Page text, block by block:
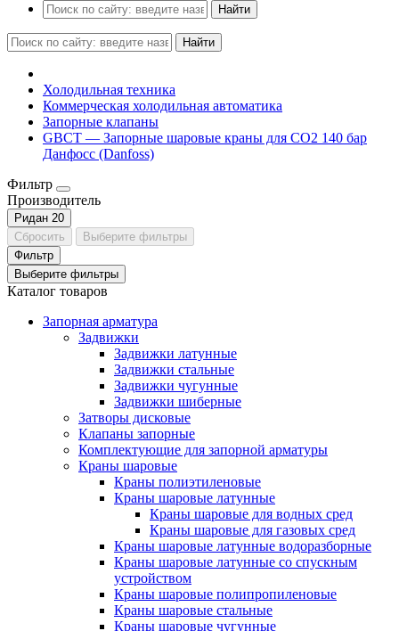
Найти
Найти
Холодильная техника
Коммерческая холодильная автоматика
Запорные клапаны
GBCT — Запорные шаровые краны для CO2 140 бар
Данфосс (Danfoss)
Фильтр
Производитель
Ридан 20
Сбросить
Выберите фильтры
Фильтр
Выберите фильтры
Каталог товаров
Запорная арматура
Задвижки
Задвижки латунные
Задвижки стальные
Задвижки чугунные
Задвижки шиберные
Затворы дисковые
Клапаны запорные
Комплектующие для запорной арматуры
Краны шаровые
Краны полиэтиленовые
Краны шаровые латунные
Краны шаровые для водных сред
Краны шаровые для газовых сред
Краны шаровые латунные водоразборные
Краны шаровые латунные со спускным
устройством
Краны шаровые полипропиленовые
Краны шаровые стальные
Краны шаровые чугунные